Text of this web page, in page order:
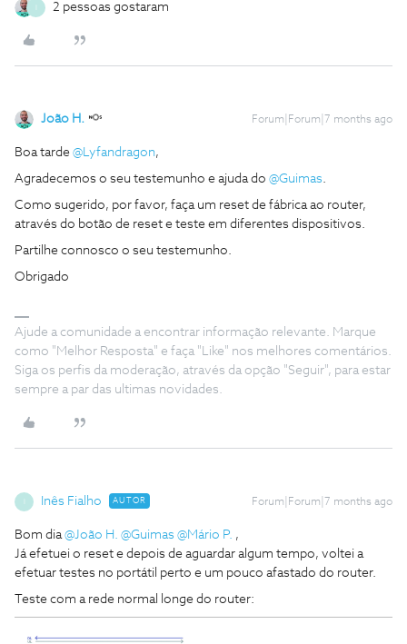
2 pessoas gostaram
João H. Forum|Forum|7 months ago
Boa tarde ​ @Lyfandragon,
Agradecemos o seu testemunho e ajuda do ​ @Guimas.
Como sugerido, por favor, faça um reset de fábrica ao router,
através do botão de reset e teste em diferentes dispositivos.
Partilhe connosco o seu testemunho.
Obrigado
Ajude a comunidade a encontrar informação relevante. Marque
como "Melhor Resposta" e faça "Like" nos melhores comentários.
Siga os perfis da moderação, através da opção "Seguir", para estar
sempre a par das ultimas novidades.
Inês Fialho AUTOR Forum|Forum|7 months ago
Bom dia ​@João H. @Guimas @Mário P. ,
Já efetuei o reset e depois de aguardar algum tempo, voltei a
efetuar testes no portátil perto e um pouco afastado do router.
Teste com a rede normal longe do router: